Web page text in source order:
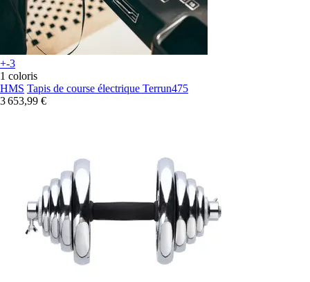
+-3
1 coloris
HMS Tapis de course électrique Terrun475
3 653,99 €